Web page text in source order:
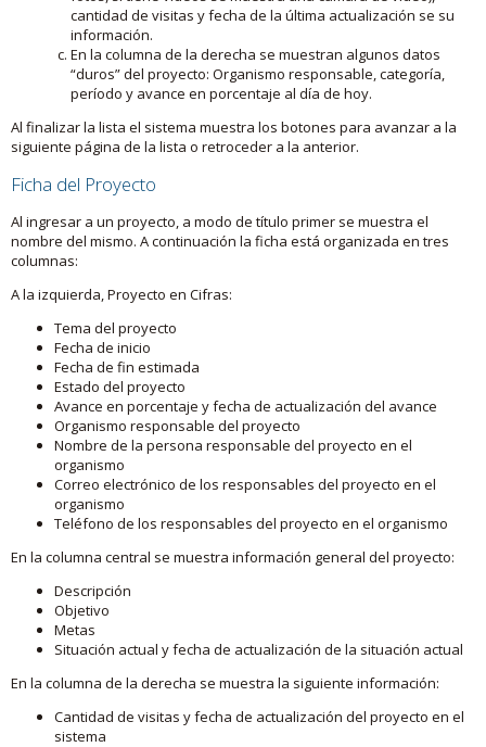
cantidad de visitas y fecha de la última actualización se su
información.
En la columna de la derecha se muestran algunos datos
“duros” del proyecto: Organismo responsable, categoría,
período y avance en porcentaje al día de hoy.
Al finalizar la lista el sistema muestra los botones para avanzar a la
siguiente página de la lista o retroceder a la anterior.
Ficha del Proyecto
Al ingresar a un proyecto, a modo de título primer se muestra el
nombre del mismo. A continuación la ficha está organizada en tres
columnas:
A la izquierda, Proyecto en Cifras:
Tema del proyecto
Fecha de inicio
Fecha de fin estimada
Estado del proyecto
Avance en porcentaje y fecha de actualización del avance
Organismo responsable del proyecto
Nombre de la persona responsable del proyecto en el
organismo
Correo electrónico de los responsables del proyecto en el
organismo
Teléfono de los responsables del proyecto en el organismo
En la columna central se muestra información general del proyecto:
Descripción
Objetivo
Metas
Situación actual y fecha de actualización de la situación actual
En la columna de la derecha se muestra la siguiente información:
Cantidad de visitas y fecha de actualización del proyecto en el
sistema